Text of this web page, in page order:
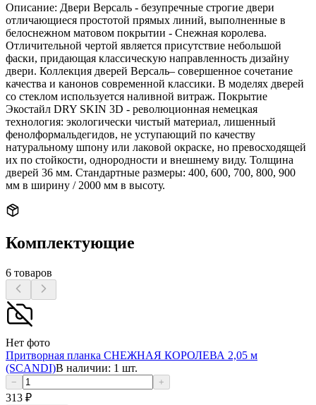
Описание: Двери Версаль - безупречные строгие двери
отличающиеся простотой прямых линий, выполненные в
белоснежном матовом покрытии - Снежная королева.
Отличительной чертой является присутствие небольшой
фаски, придающая классическую направленность дизайну
двери. Коллекция дверей Версаль– совершенное сочетание
качества и канонов современной классики. В моделях дверей
со стеклом используется наливной витраж. Покрытие
Экостайл DRY SKIN 3D - революционная немецкая
технология: экологически чистый материал, лишенный
фенолформальдегидов, не уступающий по качеству
натуральному шпону или лаковой окраске, но превосходящей
их по стойкости, однородности и внешнему виду. Толщина
дверей 36 мм. Стандартные размеры: 400, 600, 700, 800, 900
мм в ширину / 2000 мм в высоту.
Комплектующие
6 товаров
Нет фото
Притворная планка СНЕЖНАЯ КОРОЛЕВА 2,05 м
(SCANDI)В наличии: 1 шт.
− +
313 ₽